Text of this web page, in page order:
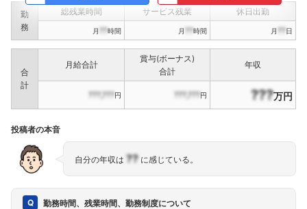
勤
務
総残業時間 サービス残業 休日出勤
月 ??時間 月 ??時間 月 ??日
合
計
月給合計
賞与(ボーナス)
合計
年収
???,???円 ???,???円 ???万円
投稿者の本音
自分の年収は ??に感じている。
勤務時間、残業時間、勤務制度について